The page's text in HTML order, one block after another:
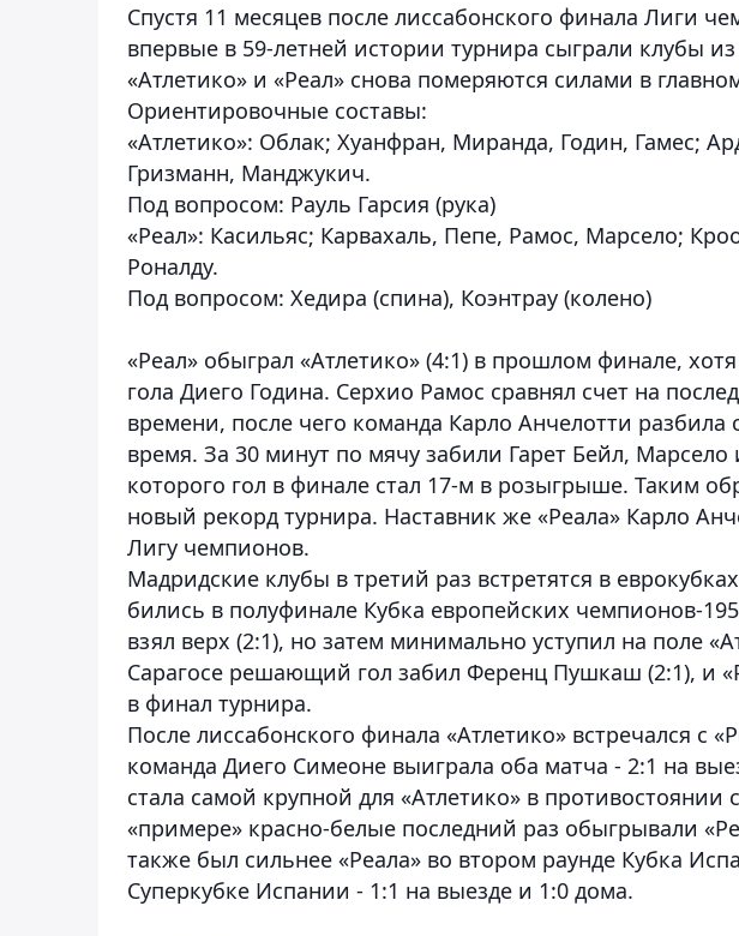
Спустя 11 месяцев после лиссабонского финала Лиги
впервые в 59-летней истории турнира сыграли клубы
«Атлетико» и «Реал» снова померяются силами в
Ориентировочные составы:
«Атлетико»: Облак; Хуанфран, Миранда, Годин, Гамес;
Гризманн, Манджукич.
Под вопросом: Рауль Гарсия (рука)
«Реал»: Касильяс; Карвахаль, Пепе, Рамос, Марсело;
Роналду.
Под вопросом: Хедира (спина), Коэнтрау (колено)
«Реал» обыграл «Атлетико» (4:1) в прошлом финале,
гола Диего Година. Серхио Рамос сравнял счет на
времени, после чего команда Карло Анчелотти разбила
время. За 30 минут по мячу забили Гарет Бейл,
которого гол в финале стал 17-м в розыгрыше. Таким
новый рекорд турнира. Наставник же «Реала» Карло
Лигу чемпионов.
Мадридские клубы в третий раз встретятся в
бились в полуфинале Кубка европейских чемпионов-
взял верх (2:1), но затем минимально уступил на поле
Сарагосе решающий гол забил Ференц Пушкаш (2:1), и
в финал турнира.
После лиссабонского финала «Атлетико» встречался с
команда Диего Симеоне выиграла оба матча - 2:1 на
стала самой крупной для «Атлетико» в противостоянии
«примере» красно-белые последний раз обыгрывали
также был сильнее «Реала» во втором раунде Кубка
Суперкубке Испании - 1:1 на выезде и 1:0 дома.